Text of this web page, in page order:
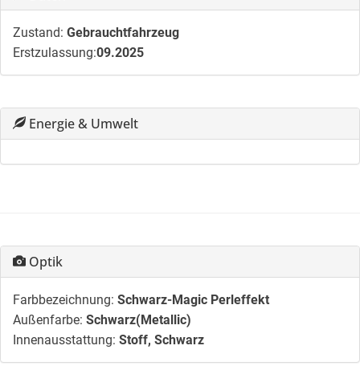
Zustand: Gebrauchtfahrzeug
Erstzulassung:09.2025
Energie & Umwelt
Optik
Farbbezeichnung: Schwarz-Magic Perleffekt
Außenfarbe: Schwarz(Metallic)
Innenausstattung: Stoff, Schwarz